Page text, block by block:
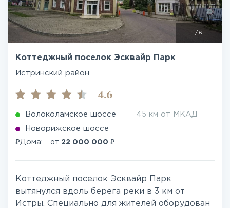
/ 6
Коттеджный поселок Эсквайр Парк
Истринский район
4.6
Волоколамское шоссе 45 км от МКАД
Новорижское шоссе
₽Дома: от 22 000 000 ₽
Коттеджный поселок Эсквайр Парк
вытянулся вдоль берега реки в 3 км от
Истры. Специально для жителей оборудован